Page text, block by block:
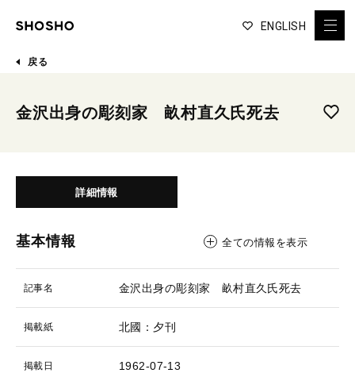
ENGLISH
戻る
金沢出身の彫刻家 畝村直久氏死去
詳細情報
基本情報 全ての情報を表示
記事名 金沢出身の彫刻家 畝村直久氏死去
掲載紙 北國：夕刊
掲載日 1962-07-13